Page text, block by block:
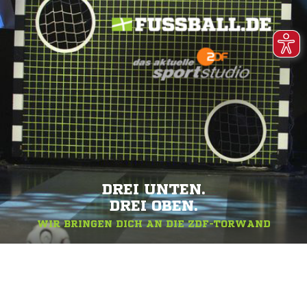
DREI UNTEN.
DREI OBEN.
WIR BRINGEN DICH AN DIE ZDF-TORWAND